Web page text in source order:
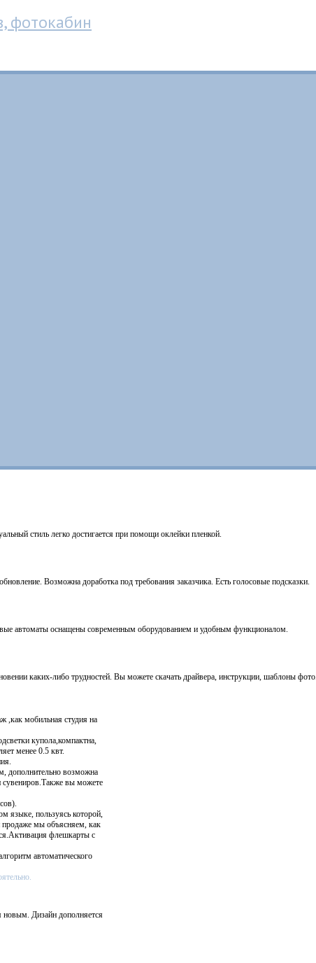
фотокабин
стиль легко достигается при помощи оклейки пленкой.
Возможна доработка под требования заказчика. Есть голосовые подсказки.
автоматы оснащены современным оборудованием и удобным функционалом.
каких-либо трудностей. Вы можете скачать драйвера, инструкции, шаблоны фото.
,как мобильная студия на
купола,компактна,
менее 0.5 квт.
дополнительно возможна
вы можете
языке, пользуясь которой,
продаже мы объясняем, как
флешкарты с
автоматического
новым. Дизайн дополняется